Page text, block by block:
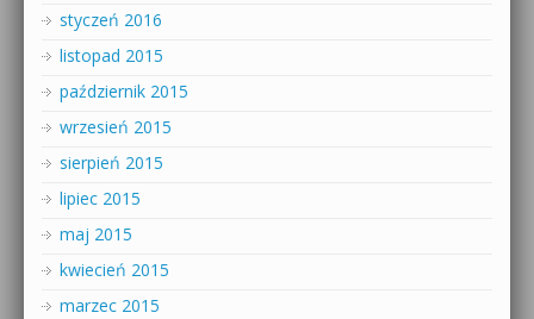
styczeń 2016
listopad 2015
październik 2015
wrzesień 2015
sierpień 2015
lipiec 2015
maj 2015
kwiecień 2015
marzec 2015